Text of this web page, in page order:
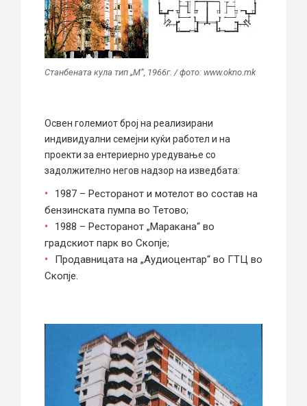
Станбената кула тип „М“, 1966г. / фото: www.okno.mk
Освен големиот број на реализирани
индивидуални семејни куќи работел и на
проекти за ентериерно уредување со
задолжително негов надзор на изведбата:
1987 – Ресторанот и мотелот во состав на
бензинската пумпа во Тетово;
1988 – Ресторанот „Маракана“ во
градскиот парк во Скопје;
Продавницата на „Аудиоцентар“ во ГТЦ во
Скопје.